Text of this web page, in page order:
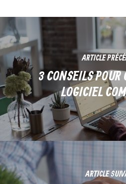
ARTICLE
3 CONSEILS POUR
LOGICIEL
ARTICLE